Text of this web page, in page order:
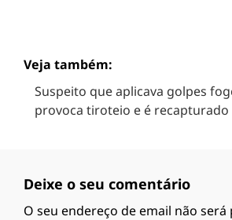
Veja também:
Suspeito que aplicava golpes
provoca tiroteio e é recapturado
Deixe o seu comentário
O seu endereço de email não será